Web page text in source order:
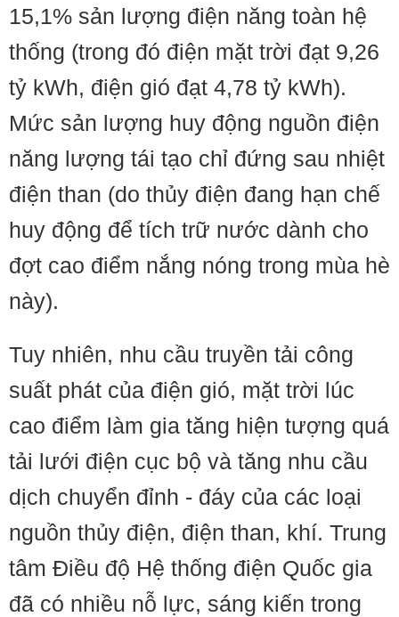
15,1% sản lượng điện năng toàn hệ
thống (trong đó điện mặt trời đạt 9,26
tỷ kWh, điện gió đạt 4,78 tỷ kWh).
Mức sản lượng huy động nguồn điện
năng lượng tái tạo chỉ đứng sau nhiệt
điện than (do thủy điện đang hạn chế
huy động để tích trữ nước dành cho
đợt cao điểm nắng nóng trong mùa hè
này).
Tuy nhiên, nhu cầu truyền tải công
suất phát của điện gió, mặt trời lúc
cao điểm làm gia tăng hiện tượng quá
tải lưới điện cục bộ và tăng nhu cầu
dịch chuyển đỉnh - đáy của các loại
nguồn thủy điện, điện than, khí. Trung
tâm Điều độ Hệ thống điện Quốc gia
đã có nhiều nỗ lực, sáng kiến trong